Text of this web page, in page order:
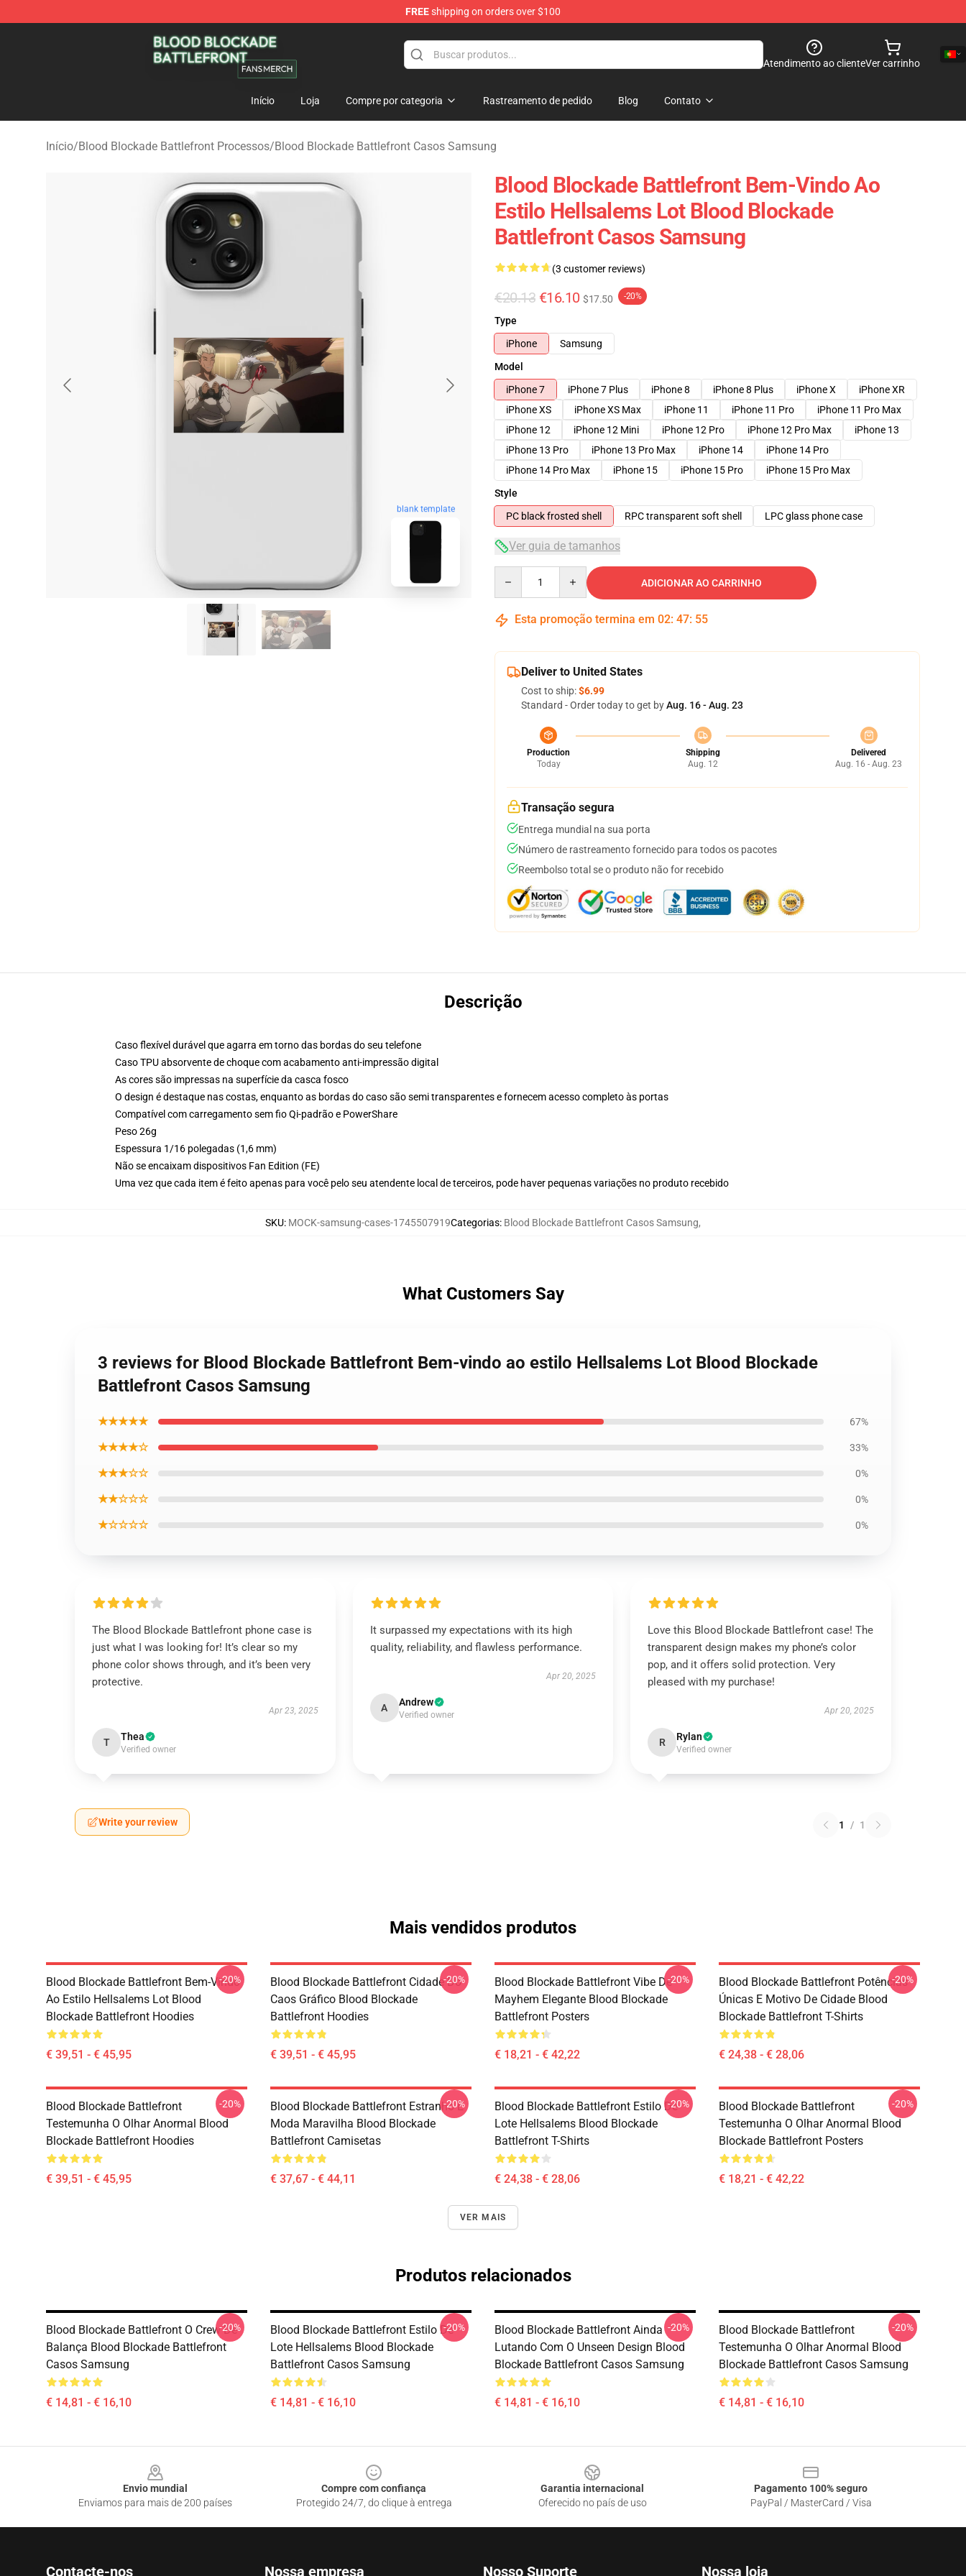
FREEshipping on orders over $100
Blood Blockade Battlefront Shop - Official Blood Blockade Battlefront Merchandise Store
Atendimento ao clienteVer carrinho
Início Loja Compre por categoria Rastreamento de pedido Blog Contato
Início/Blood Blockade Battlefront Processos/Blood Blockade Battlefront Casos Samsung
blank template
Blood Blockade Battlefront Bem-Vindo Ao
Estilo Hellsalems Lot Blood Blockade
Battlefront Casos Samsung
(3 customer reviews)
€20.13 €16.10 $17.50 -20%
Type
iPhone
Samsung
Model
iPhone 7
iPhone 7 Plus iPhone 8 iPhone 8 Plus iPhone X
iPhone XR
iPhone XS
iPhone XS Max iPhone 11 iPhone 11 Pro
iPhone 11 Pro Max
iPhone 12
iPhone 12 Mini iPhone 12 Pro iPhone 12 Pro Max
iPhone 13
iPhone 13 Pro
iPhone 13 Pro Max iPhone 14
iPhone 14 Pro
iPhone 14 Pro Max
iPhone 15 iPhone 15 Pro
iPhone 15 Pro Max
Style
PC black frosted shell
RPC transparent soft shell LPC glass phone case
Ver guia de tamanhos
ADICIONAR AO CARRINHO
Esta promoção termina em 02: 47: 54
Deliver to United States
Cost to ship:$6.99
Standard - Order today to get byAug. 16 - Aug. 23
Production
Today
Shipping
Aug. 12
Delivered
Aug. 16 - Aug. 23
Transação segura
Entrega mundial na sua porta
Número de rastreamento fornecido para todos os pacotes
Reembolso total se o produto não for recebido
Descrição
Caso flexível durável que agarra em torno das bordas do seu telefone
Caso TPU absorvente de choque com acabamento anti-impressão digital
As cores são impressas na superfície da casca fosco
O design é destaque nas costas, enquanto as bordas do caso são semi transparentes e fornecem acesso completo às portas
Compatível com carregamento sem fio Qi-padrão e PowerShare
Peso 26g
Espessura 1/16 polegadas (1,6 mm)
Não se encaixam dispositivos Fan Edition (FE)
Uma vez que cada item é feito apenas para você pelo seu atendente local de terceiros, pode haver pequenas variações no produto recebido
SKU: MOCK-samsung-cases-1745507919Categorias: Blood Blockade Battlefront Casos Samsung,
What Customers Say
3 reviews for Blood Blockade Battlefront Bem-vindo ao estilo Hellsalems Lot Blood Blockade
Battlefront Casos Samsung
★★★★★ 67%
★★★★☆ 33%
★★★☆☆ 0%
★★☆☆☆ 0%
★☆☆☆☆ 0%
The Blood Blockade Battlefront phone case is
just what I was looking for! It’s clear so my
phone color shows through, and it’s been very
protective.
Apr 23, 2025
T Thea
Verified owner
It surpassed my expectations with its high
quality, reliability, and flawless performance.
Apr 20, 2025
A Andrew
Verified owner
Love this Blood Blockade Battlefront case! The
transparent design makes my phone’s color
pop, and it offers solid protection. Very
pleased with my purchase!
Apr 20, 2025
R Rylan
Verified owner
Write your review 1 / 1
Mais vendidos produtos
Blood Blockade Battlefront Bem-Vindo
Ao Estilo Hellsalems Lot Blood
Blockade Battlefront Hoodies
€ 39,51 - € 45,95
-20%
Blood Blockade Battlefront Cidade Do
Caos Gráfico Blood Blockade
Battlefront Hoodies
€ 39,51 - € 45,95
-20%
Blood Blockade Battlefront Vibe De
Mayhem Elegante Blood Blockade
Battlefront Posters
€ 18,21 - € 42,22
-20%
Blood Blockade Battlefront Potências
Únicas E Motivo De Cidade Blood
Blockade Battlefront T-Shirts
€ 24,38 - € 28,06
-20%
Blood Blockade Battlefront
Testemunha O Olhar Anormal Blood
Blockade Battlefront Hoodies
€ 39,51 - € 45,95
-20%
Blood Blockade Battlefront Estranho E
Moda Maravilha Blood Blockade
Battlefront Camisetas
€ 37,67 - € 44,11
-20%
Blood Blockade Battlefront Estilo De
Lote Hellsalems Blood Blockade
Battlefront T-Shirts
€ 24,38 - € 28,06
-20%
Blood Blockade Battlefront
Testemunha O Olhar Anormal Blood
Blockade Battlefront Posters
€ 18,21 - € 42,22
-20%
VER MAIS
Produtos relacionados
Blood Blockade Battlefront O Crew De
Balança Blood Blockade Battlefront
Casos Samsung
€ 14,81 - € 16,10
-20%
Blood Blockade Battlefront Estilo De
Lote Hellsalems Blood Blockade
Battlefront Casos Samsung
€ 14,81 - € 16,10
-20%
Blood Blockade Battlefront Ainda
Lutando Com O Unseen Design Blood
Blockade Battlefront Casos Samsung
€ 14,81 - € 16,10
-20%
Blood Blockade Battlefront
Testemunha O Olhar Anormal Blood
Blockade Battlefront Casos Samsung
€ 14,81 - € 16,10
-20%
Envio mundial
Enviamos para mais de 200 países
Compre com confiança
Protegido 24/7, do clique à entrega
Garantia internacional
Oferecido no país de uso
Pagamento 100% seguro
PayPal / MasterCard / Visa
Contacte-nos Nossa empresa Nosso Suporte Nossa loja